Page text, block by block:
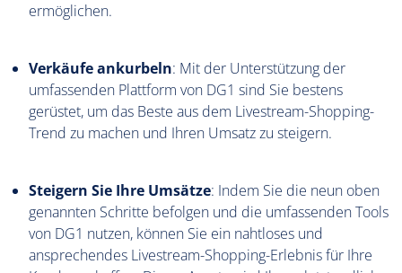
ermöglichen.
Verkäufe ankurbeln: Mit der Unterstützung der
umfassenden Plattform von DG1 sind Sie bestens
gerüstet, um das Beste aus dem Livestream-Shopping-
Trend zu machen und Ihren Umsatz zu steigern.
Steigern Sie Ihre Umsätze: Indem Sie die neun oben
genannten Schritte befolgen und die umfassenden Tools
von DG1 nutzen, können Sie ein nahtloses und
ansprechendes Livestream-Shopping-Erlebnis für Ihre